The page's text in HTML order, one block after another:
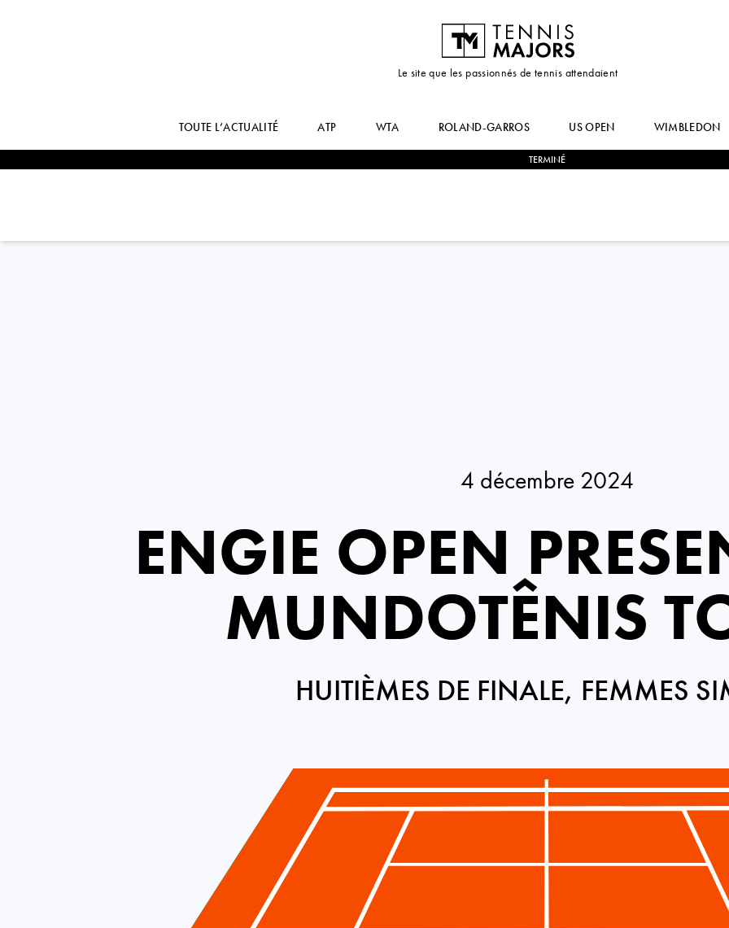
Le site que les passionnés de tennis attendaient
TOUTE L’ACTUALITÉ ATP WTA ROLAND-GARROS US OPEN WIMBLEDON
TERMINÉ
4 décembre 2024
ENGIE OPEN
MUNDOTÊNIS
HUITIÈMES DE FINALE, FEMMES